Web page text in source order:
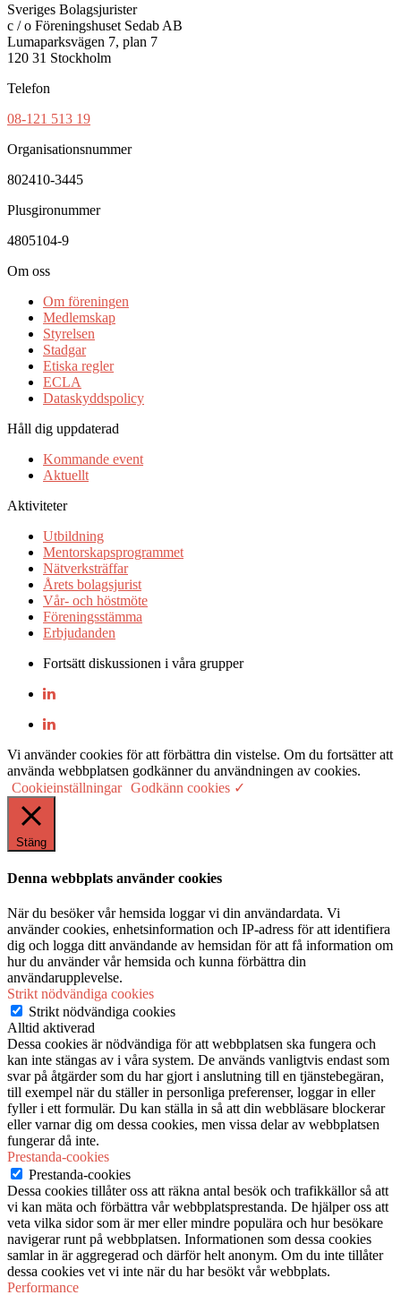
Sveriges Bolagsjurister
c / o Föreningshuset Sedab AB
Lumaparksvägen 7, plan 7
120 31 Stockholm
Telefon
08-121 513 19
Organisationsnummer
802410-3445
Plusgironummer
4805104-9
Om oss
Om föreningen
Medlemskap
Styrelsen
Stadgar
Etiska regler
ECLA
Dataskyddspolicy
Håll dig uppdaterad
Kommande event
Aktuellt
Aktiviteter
Utbildning
Mentorskapsprogrammet
Nätverksträffar
Årets bolagsjurist
Vår- och höstmöte
Föreningsstämma
Erbjudanden
Fortsätt diskussionen i våra grupper
Vi använder cookies för att förbättra din vistelse. Om du fortsätter att
använda webbplatsen godkänner du användningen av cookies.
Cookieinställningar Godkänn cookies ✓
Stäng
Denna webbplats använder cookies
När du besöker vår hemsida loggar vi din användardata. Vi
använder cookies, enhetsinformation och IP-adress för att identifiera
dig och logga ditt användande av hemsidan för att få information om
hur du använder vår hemsida och kunna förbättra din
användarupplevelse.
Strikt nödvändiga cookies
Strikt nödvändiga cookies
Alltid aktiverad
Dessa cookies är nödvändiga för att webbplatsen ska fungera och
kan inte stängas av i våra system. De används vanligtvis endast som
svar på åtgärder som du har gjort i anslutning till en tjänstebegäran,
till exempel när du ställer in personliga preferenser, loggar in eller
fyller i ett formulär. Du kan ställa in så att din webbläsare blockerar
eller varnar dig om dessa cookies, men vissa delar av webbplatsen
fungerar då inte.
Prestanda-cookies
Prestanda-cookies
Dessa cookies tillåter oss att räkna antal besök och trafikkällor så att
vi kan mäta och förbättra vår webbplatsprestanda. De hjälper oss att
veta vilka sidor som är mer eller mindre populära och hur besökare
navigerar runt på webbplatsen. Informationen som dessa cookies
samlar in är aggregerad och därför helt anonym. Om du inte tillåter
dessa cookies vet vi inte när du har besökt vår webbplats.
Performance